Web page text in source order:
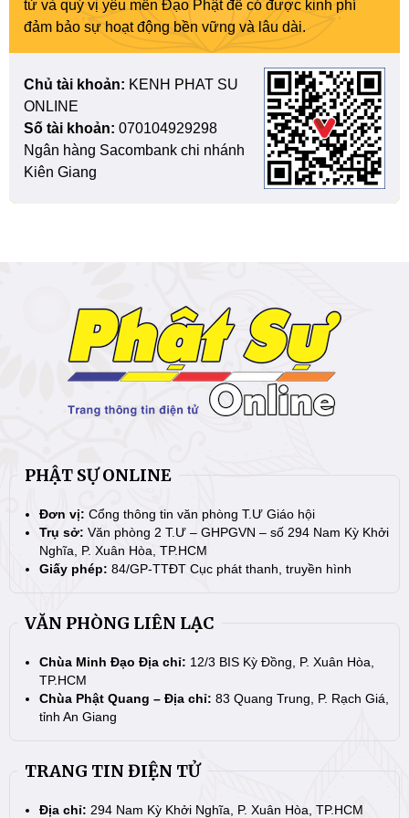
tử và quý vị yêu mến Đạo Phật để có được kinh phí
đảm bảo sự hoạt động bền vững và lâu dài.
Chủ tài khoản: KENH PHAT SU
ONLINE
Số tài khoản: 070104929298
Ngân hàng Sacombank chi nhánh
Kiên Giang
PHẬT SỰ ONLINE
Đơn vị: Cổng thông tin văn phòng T.Ư Giáo hội
Trụ sở: Văn phòng 2 T.Ư – GHPGVN – số 294 Nam Kỳ Khởi
Nghĩa, P. Xuân Hòa, TP.HCM
Giấy phép: 84/GP-TTĐT Cục phát thanh, truyền hình
VĂN PHÒNG LIÊN LẠC
Chùa Minh Đạo Địa chỉ: 12/3 BIS Kỳ Đồng, P. Xuân Hòa,
TP.HCM
Chùa Phật Quang – Địa chỉ: 83 Quang Trung, P. Rạch Giá,
tỉnh An Giang
TRANG TIN ĐIỆN TỬ
Địa chỉ: 294 Nam Kỳ Khởi Nghĩa, P. Xuân Hòa, TP.HCM